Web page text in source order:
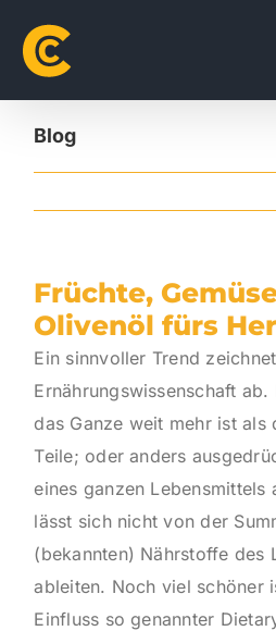
content
Blog
Früchte,
Olivenöl fürs
Ein sinnvoller Trend
Ernährungswissenschaft
das Ganze weit mehr ist als
Teile; oder anders
eines ganzen Lebensmittels
lässt sich nicht von der
(bekannten) Nährstoffe des
ableiten. Noch viel schöner
Einfluss so genannter